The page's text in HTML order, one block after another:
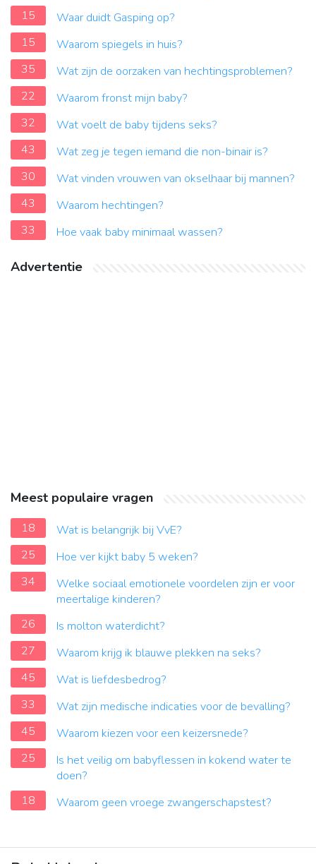
15
Waar duidt Gasping op?
15
Waarom spiegels in huis?
35
Wat zijn de oorzaken van hechtingsproblemen?
22
Waarom fronst mijn baby?
32
Wat voelt de baby tijdens seks?
43
Wat zeg je tegen iemand die non-binair is?
30
Wat vinden vrouwen van okselhaar bij mannen?
43
Waarom hechtingen?
33
Hoe vaak baby minimaal wassen?
Advertentie
Meest populaire vragen
18
Wat is belangrijk bij VvE?
25
Hoe ver kijkt baby 5 weken?
34
Welke sociaal emotionele voordelen zijn er voor
meertalige kinderen?
26
Is molton waterdicht?
27
Waarom krijg ik blauwe plekken na seks?
45
Wat is liefdesbedrog?
33
Wat zijn medische indicaties voor de bevalling?
45
Waarom kiezen voor een keizersnede?
25
Is het veilig om babyflessen in kokend water te
doen?
18
Waarom geen vroege zwangerschapstest?